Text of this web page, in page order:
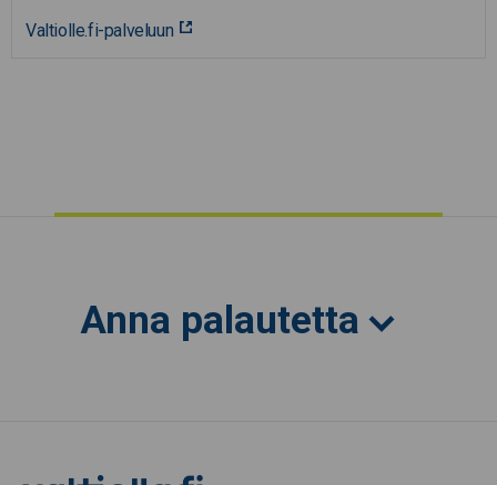
Valtiolle.fi-palveluun
Anna palautetta